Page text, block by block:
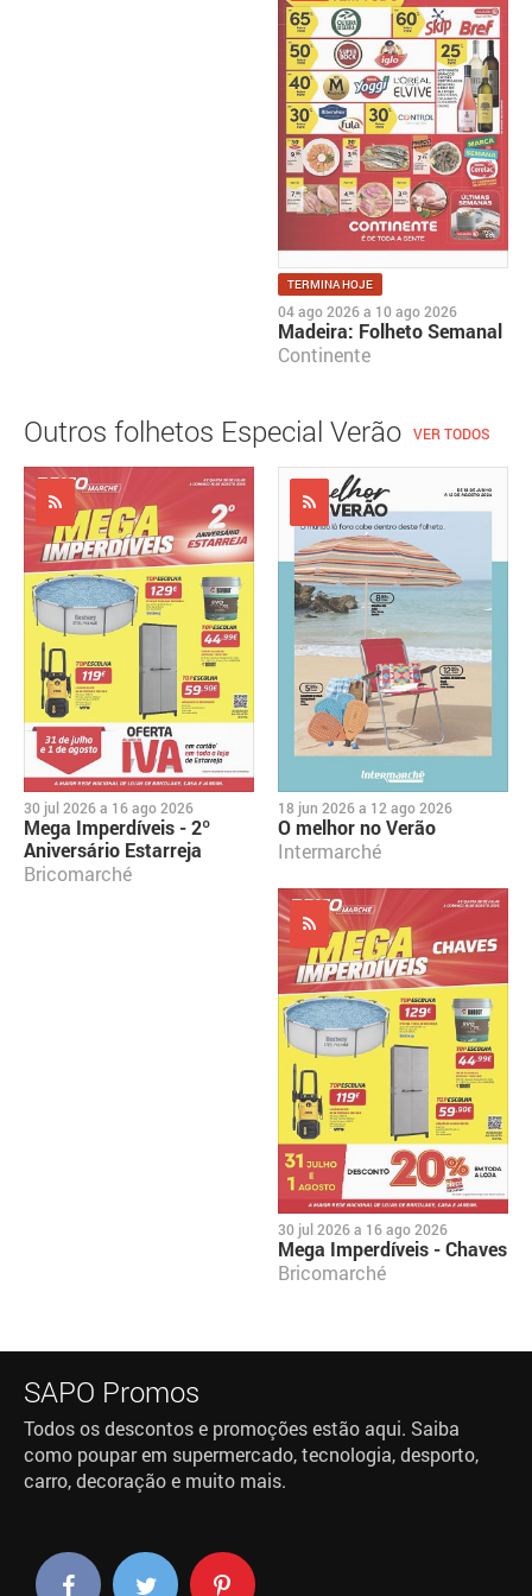
TERMINA HOJE
04 ago 2026 a 10 ago 2026
Madeira: Folheto Semanal
Continente
Outros folhetos Especial Verão VER TODOS
30 jul 2026 a 16 ago 2026
Mega Imperdíveis - 2º
Aniversário Estarreja
Bricomarché
18 jun 2026 a 12 ago 2026
O melhor no Verão
Intermarché
30 jul 2026 a 16 ago 2026
Mega Imperdíveis - Chaves
Bricomarché
SAPO Promos
Todos os descontos e promoções estão aqui. Saiba
como poupar em supermercado, tecnologia, desporto,
carro, decoração e muito mais.